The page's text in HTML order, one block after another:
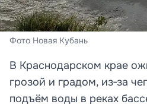
Фото Новая Кубань
В Краснодарском крае
грозой и градом, из‑за
подъём воды в реках